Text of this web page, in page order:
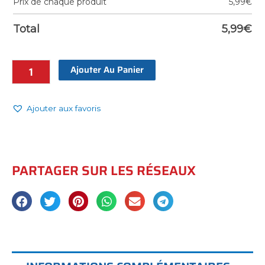
Total 5,99€
Ajouter Au Panier
Ajouter aux favoris
PARTAGER SUR LES RÉSEAUX